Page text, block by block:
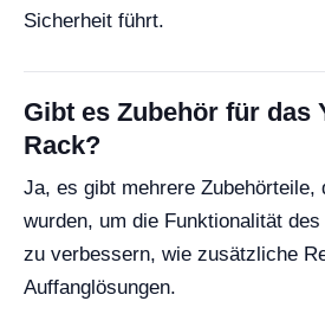
Sicherheit führt.
Gibt es Zubehör für das
Rack?
Ja, es gibt mehrere Zubehörteile,
wurden, um die Funktionalität
zu verbessern, wie zusätzliche
Auffanglösungen.